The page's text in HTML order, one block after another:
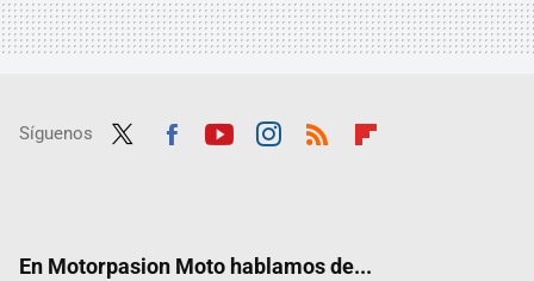
Síguenos
En Motorpasion Moto hablamos de...